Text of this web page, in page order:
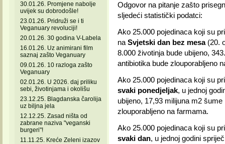
30.01.26. Promjene nabolje
uvijek su dobrodošle!
23.01.26. Pridruži se i ti
Veganuary revoluciji!
20.01.26. 30 godina V-Labela
16.01.26. Uz animirani film
saznaj zašto Veganuary
09.01.26. 10 razloga zašto
Veganuary
02.01.26. U 2026. daj priliku
sebi, životinjama i okolišu
23.12.25. Blagdanska čarolija
uz biljna jela
12.12.25. Zasad ništa od
zabrane naziva "veganski
burgeri"!
11.11.25. Kreće Zeleni izazov
Odgovor na pitanje zašto
sljedeći statistički podatci:
Ako 25.000 pojedinaca koji su
na Svjetski dan bez mesa(20.
8.000 životinja bude ubijeno,
antibiotika bude zlouporabljeno
Ako 25.000 pojedinaca koji su
svaki ponedjeljak, u jednoj
ubijeno, 17,93 milijuna m2
zlouporabljeno na farmama.
Ako 25.000 pojedinaca koji su
svaki dan, u jednoj godini